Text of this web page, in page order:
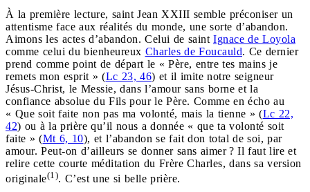
À la première lecture, saint Jean XXIII semble préconiser un
attentisme face aux réalités du monde, une sorte d’abandon.
Aimons les actes d’abandon. Celui de saint Ignace de Loyola
comme celui du bienheureux Charles de Foucauld. Ce dernier
prend comme point de départ le « Père, entre tes mains je
remets mon esprit » (Lc 23, 46) et il imite notre seigneur
Jésus-Christ, le Messie, dans l’amour sans borne et la
confiance absolue du Fils pour le Père. Comme en écho au
« Que soit faite non pas ma volonté, mais la tienne » (Lc 22,
42) ou à la prière qu’il nous a donnée « que ta volonté soit
faite » (Mt 6, 10), et l’abandon se fait don total de soi, par
amour. Peut-on d’ailleurs se donner sans aimer ? Il faut lire et
relire cette courte méditation du Frère Charles, dans sa version
originale(1). C’est une si belle prière.